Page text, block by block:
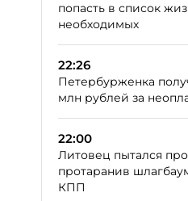
попасть в список
необходимых
22:26
Петербурженка
млн рублей за
22:00
Литовец пытался
протаранив
КПП